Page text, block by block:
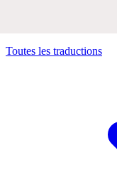
Toutes les traductions